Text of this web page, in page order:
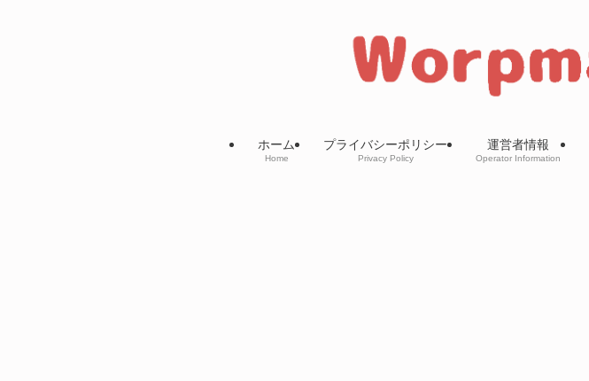
ホーム
Home
プライバシーポリシー
Privacy Policy
運営者情報
Operator Information